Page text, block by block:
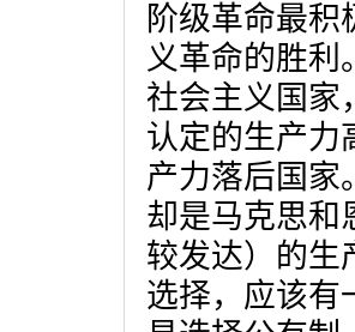
阶级革命最
义革命的胜利
社会主义国家
认定的生产力
产力落后国家
却是马克思和
较发达）的生
选择，应该有